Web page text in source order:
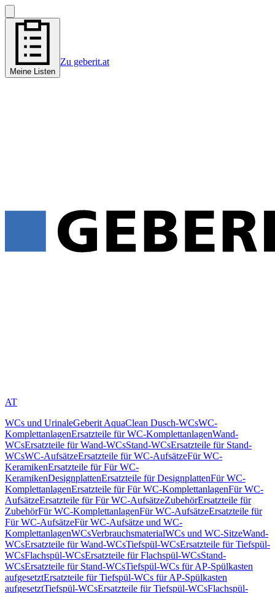
Meine Listen
Zu geberit.at
AT
WCs und UrinaleGeberit AquaClean Dusch-WCsWC-
KomplettanlagenErsatzteile für WC-KomplettanlagenWand-
WCsErsatzteile für Wand-WCsStand-WCsErsatzteile für Stand-
WCsWC-AufsätzeErsatzteile für WC-AufsätzeFür WC-
KeramikenErsatzteile für Für WC-
KeramikenDesignplattenErsatzteile für DesignplattenFür WC-
KomplettanlagenErsatzteile für Für WC-KomplettanlagenFür WC-
AufsätzeErsatzteile für Für WC-AufsätzeZubehörErsatzteile für
ZubehörFür WC-KomplettanlagenFür WC-AufsätzeErsatzteile für
Für WC-AufsätzeFür WC-Aufsätze und WC-
KomplettanlagenWCsVerbrauchsmaterialWCs und WC-SitzeWand-
WCsErsatzteile für Wand-WCsTiefspül-WCsErsatzteile für Tiefspül-
WCsFlachspül-WCsErsatzteile für Flachspül-WCsStand-
WCsErsatzteile für Stand-WCsTiefspül-WCs für AP-Spülkasten
aufgesetztErsatzteile für Tiefspül-WCs für AP-Spülkasten
aufgesetztTiefspül-WCsErsatzteile für Tiefspül-WCsFlachspül-